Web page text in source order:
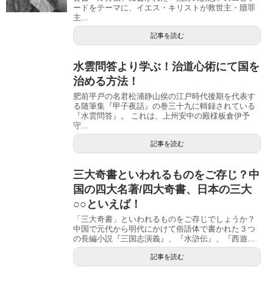
ードをテーマに、イエス・キリストが救世主・贖罪
主...
記事を読む
水雲問答より学ぶ！治道心術にて国を
治める方法！
肥前平戸の名君松浦静山侯の江戸時代後期を代表す
る随筆集『甲子夜話』の巻三十九に輯録されている
『水雲問答』。 これは、上州安中の殿様板倉伊予
守...
記事を読む
三大奇書といわれるものをご存じ？中
国の四大名著/四大奇書、日本の三大
○○といえば！
「三大奇書」といわれるものをご存じでしょうか？
中国で元代から明代にかけて俗語体で書かれた３つ
の長編小説『三国志演義』、『水滸伝』、『西遊...
記事を読む